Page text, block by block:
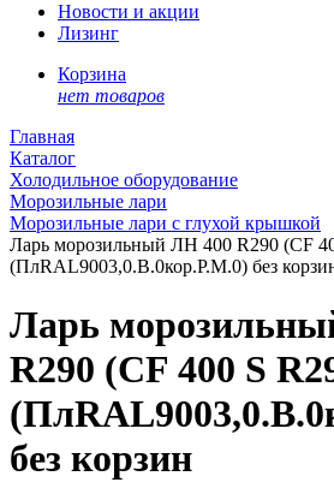
Новости и акции
Лизинг
Корзина
нет товаров
Главная
Каталог
Холодильное оборудование
Морозильные лари
Морозильные лари с глухой крышкой
Ларь морозильный ЛН 400 R290 (СF
(ПлRAL9003,0.B.0кор.P.M.0) без
Ларь
R290 (СF 400 S
без корзин